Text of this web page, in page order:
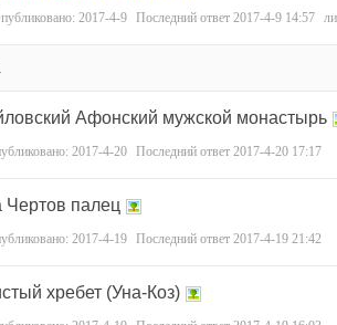
2017-4-9 Последний ответ 2017-4-9 14:57
Афонский мужской монастырь
2017-4-20 Последний ответ 2017-4-20 17:17
Чертов палец
2017-4-19 Последний ответ 2017-4-19 21:42
хребет (Уна-Коз)